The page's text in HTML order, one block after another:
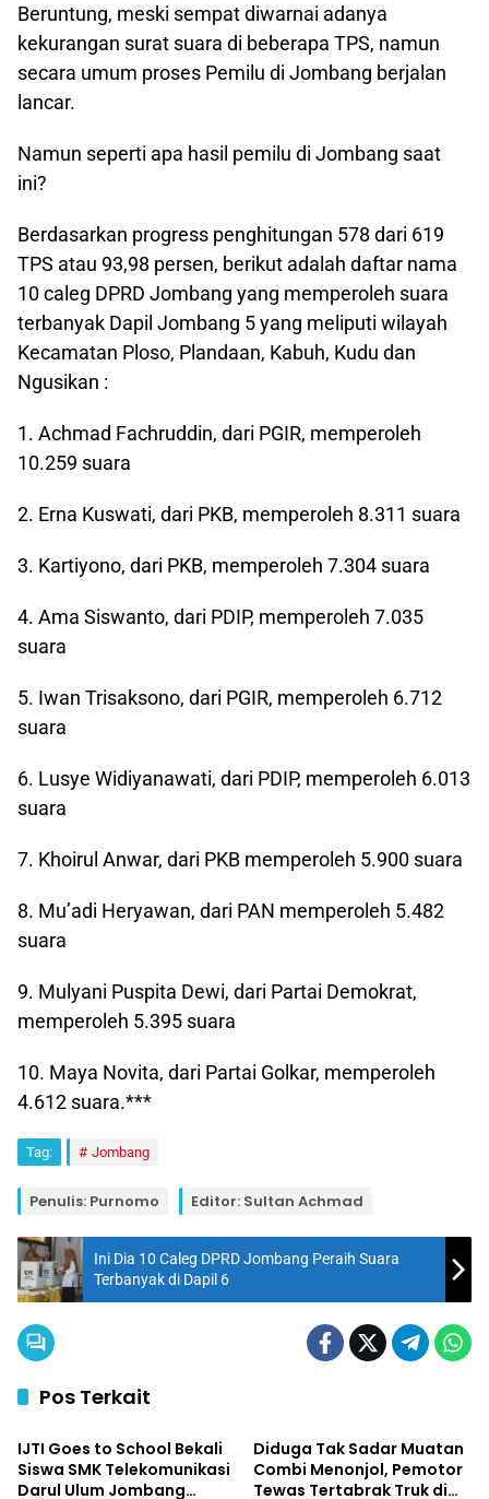
Beruntung, meski sempat diwarnai adanya
kekurangan surat suara di beberapa TPS, namun
secara umum proses Pemilu di Jombang berjalan
lancar.
Namun seperti apa hasil pemilu di Jombang saat
ini?
Berdasarkan progress penghitungan 578 dari 619
TPS atau 93,98 persen, berikut adalah daftar nama
10 caleg DPRD Jombang yang memperoleh suara
terbanyak Dapil Jombang 5 yang meliputi wilayah
Kecamatan Ploso, Plandaan, Kabuh, Kudu dan
Ngusikan :
1. Achmad Fachruddin, dari PGIR, memperoleh
10.259 suara
2. Erna Kuswati, dari PKB, memperoleh 8.311 suara
3. Kartiyono, dari PKB, memperoleh 7.304 suara
4. Ama Siswanto, dari PDIP, memperoleh 7.035
suara
5. Iwan Trisaksono, dari PGIR, memperoleh 6.712
suara
6. Lusye Widiyanawati, dari PDIP, memperoleh 6.013
suara
7. Khoirul Anwar, dari PKB memperoleh 5.900 suara
8. Mu’adi Heryawan, dari PAN memperoleh 5.482
suara
9. Mulyani Puspita Dewi, dari Partai Demokrat,
memperoleh 5.395 suara
10. Maya Novita, dari Partai Golkar, memperoleh
4.612 suara.***
Tag: Jombang
Penulis: Purnomo Editor: Sultan Achmad
Ini Dia 10 Caleg DPRD Jombang Peraih Suara
Terbanyak di Dapil 6
Pos Terkait
Daerah
IJTI Goes to School Bekali
Siswa SMK Telekomunikasi
Darul Ulum Jombang
Diduga Tak Sadar Muatan
Combi Menonjol, Pemotor
Tewas Tertabrak Truk di